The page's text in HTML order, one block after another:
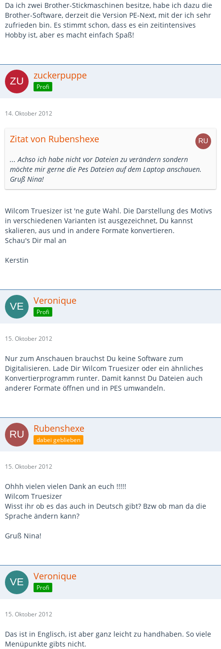
Da ich zwei Brother-Stickmaschinen besitze, habe ich dazu die
Brother-Software, derzeit die Version PE-Next, mit der ich sehr
zufrieden bin. Es stimmt schon, dass es ein zeitintensives
Hobby ist, aber es macht einfach Spaß!
zuckerpuppe
Profi
14. Oktober 2012
Zitat von Rubenshexe
... Achso ich habe nicht vor Dateien zu verändern sondern
möchte mir gerne die Pes Dateien auf dem Laptop anschauen.
Gruß Nina!
Wilcom Truesizer ist 'ne gute Wahl. Die Darstellung des Motivs
in verschiedenen Varianten ist ausgezeichnet, Du kannst
skalieren, aus und in andere Formate konvertieren.
Schau's Dir mal an
Kerstin
Veronique
Profi
15. Oktober 2012
Nur zum Anschauen brauchst Du keine Software zum
Digitalisieren. Lade Dir Wilcom Truesizer oder ein ähnliches
Konvertierprogramm runter. Damit kannst Du Dateien auch
anderer Formate öffnen und in PES umwandeln.
Rubenshexe
dabei geblieben
15. Oktober 2012
Ohhh vielen vielen Dank an euch !!!!!
Wilcom Truesizer
Wisst ihr ob es das auch in Deutsch gibt? Bzw ob man da die
Sprache ändern kann?
Gruß Nina!
Veronique
Profi
15. Oktober 2012
Das ist in Englisch, ist aber ganz leicht zu handhaben. So viele
Menüpunkte gibts nicht.